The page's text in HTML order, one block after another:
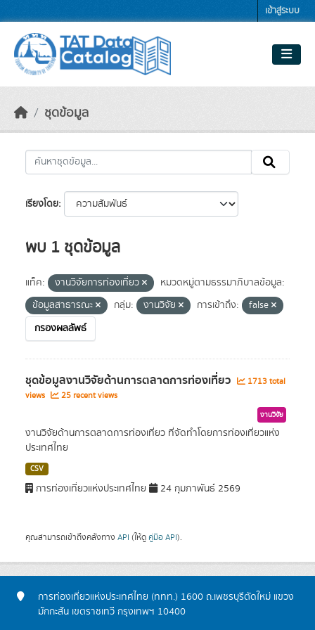
เข้าสู่ระบบ
ชุดข้อมูล
เรียงโดย
พบ 1 ชุดข้อมูล
แท็ค: งานวิจัยการท่องเที่ยว
หมวดหมู่ตามธรรมาภิบาลข้อมูล:
ข้อมูลสาธารณะ
กลุ่ม: งานวิจัย การเข้าถึง:
false
กรองผลลัพธ์
ชุดข้อมูลงานวิจัยด้านการตลาดการท่องเที่ยว
1713 total
views
25 recent views
งานวิจัย
งานวิจัยด้านการตลาดการท่องเที่ยว ที่จัดทำโดยการท่องเที่ยวแห่ง
ประเทศไทย
CSV
การท่องเที่ยวแห่งประเทศไทย 24 กุมภาพันธ์ 2569
คุณสามารถเข้าถึงคลังทาง API (ให้ดู คู่มือ API).
การท่องเที่ยวแห่งประเทศไทย (ททท.) 1600 ถ.เพชรบุรีตัดใหม่ แขวง
มักกะสัน เขตราชเทวี กรุงเทพฯ 10400